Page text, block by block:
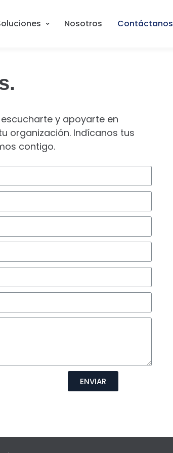
Nosotros Contáctanos
y apoyarte en
organización. Indícanos tus
contigo.
ENVIAR